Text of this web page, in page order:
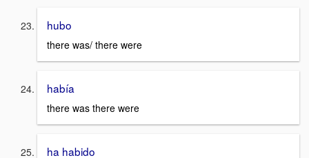
hubo
there was/ there were
había
there was there were
ha habido